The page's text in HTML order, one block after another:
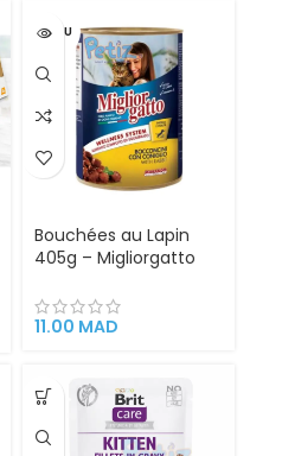
VENDU
Bouchées au Lapin
405g – Migliorgatto
11.00 MAD